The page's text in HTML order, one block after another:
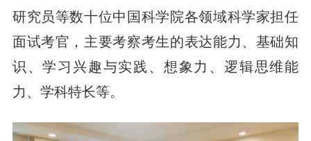
研究员等数十位中国科学院各领域科学家担任
面试考官，主要考察考生的表达能力、基础知
识、学习兴趣与实践、想象力、逻辑思维能
力、学科特长等。